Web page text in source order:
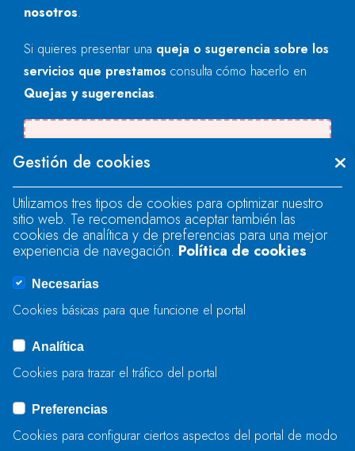
nosotros.
Si quieres presentar una queja o sugerencia sobre los
servicios que prestamos consulta cómo hacerlo en
Quejas y sugerencias.
"text" field.
There was an error when loading the
"text" field.
There was an error when loading the
ENVIAR
Gestión de cookies
Utilizamos tres tipos de cookies para optimizar nuestro
sitio web. Te recomendamos aceptar también las
cookies de analítica y de preferencias para una mejor
experiencia de navegación. Política de cookies
Necesarias
Cookies básicas para que funcione el portal
Analítica
Cookies para trazar el tráfico del portal
Preferencias
Cookies para configurar ciertos aspectos del portal de modo